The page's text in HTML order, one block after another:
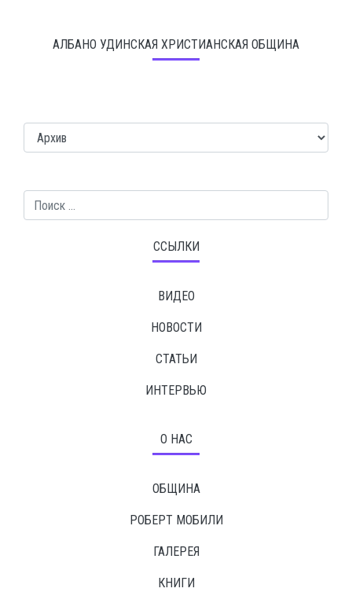
АЛБАНО УДИНСКАЯ ХРИСТИАНСКАЯ ОБЩИНА
ССЫЛКИ
ВИДЕО
НОВОСТИ
СТАТЬИ
ИНТЕРВЬЮ
О НАС
ОБЩИНА
РОБЕРТ МОБИЛИ
ГАЛЕРЕЯ
КНИГИ